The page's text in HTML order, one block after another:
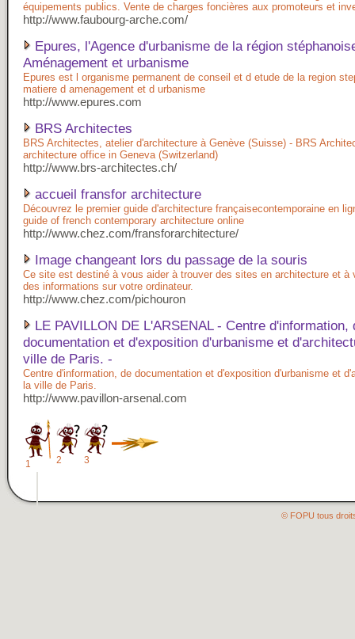
équipements publics. Vente de charges foncières aux promoteurs et
http://www.faubourg-arche.com/
Epures, l'Agence d'urbanisme de la région
Aménagement et urbanisme
Epures est l organisme permanent de conseil et d etude de la region
matiere d amenagement et d urbanisme
http://www.epures.com
BRS Architectes
BRS Architectes, atelier d'architecture à Genève (Suisse) - BRS
architecture office in Geneva (Switzerland)
http://www.brs-architectes.ch/
accueil fransfor architecture
Découvrez le premier guide d'architecture françaisecontemporaine en
guide of french contemporary architecture online
http://www.chez.com/fransforarchitecture/
Image changeant lors du passage de la souris
Ce site est destiné à vous aider à trouver des sites en architecture et à
des informations sur votre ordinateur.
http://www.chez.com/pichouron
LE PAVILLON DE L'ARSENAL - Centre d'information,
documentation et d'exposition d'urbanisme et
ville de Paris. -
Centre d'information, de documentation et d'exposition d'urbanisme et
la ville de Paris.
http://www.pavillon-arsenal.com
1 2 3
© FOPU tous